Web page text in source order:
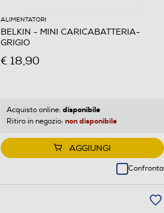
ALIMENTATORI
BELKIN - MINI CARICABATTERIA-
GRIGIO
€ 18,90
Acquisto online: disponibile
Ritiro in negozio: non disponibile
AGGIUNGI
Confronta